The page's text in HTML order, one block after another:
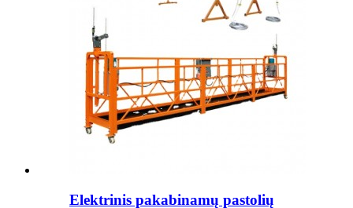
Elektrinis pakabinamų pastolių